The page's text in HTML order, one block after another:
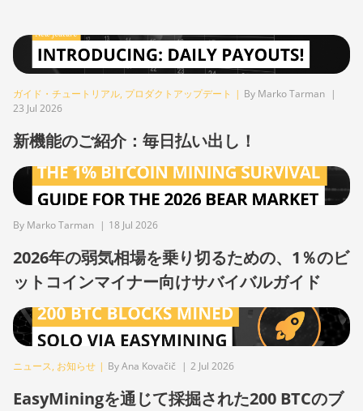
BITMAIN AntMiner Z11e
BITMAIN AntMiner Z11j
BITMAIN AntMiner Z15 Pro
BITMAIN AntMiner Z15e
BITMAIN AntMiner Z15j
BITMAIN Antminer S19 Hyd.
BITMAIN Antminer S19 Hydro
(158Th)
BITMAIN Antminer S19 XP
Hyd (255Th)
BITMAIN Antminer S19j
ガイド・チュートリアル, プロダクトアップデート | By Marko Tarman |
23 Jul 2026
新機能のご紹介：毎日払い出し！
By Marko Tarman | 18 Jul 2026
2026年の弱気相場を乗り切るための、1％のビ
ットコインマイナー向けサバイバルガイド
ニュース, お知らせ | By Ana Kovačič | 2 Jul 2026
EasyMiningを通じて採掘された200 BTCのブ